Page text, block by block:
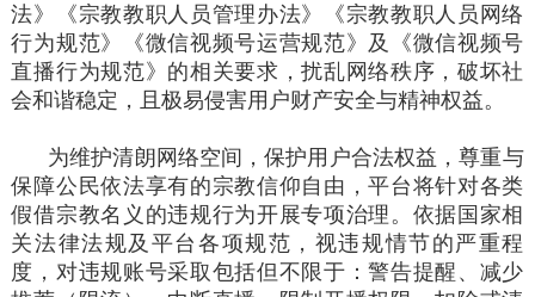
法》《宗教教职人员管理办法》《宗教教职人员网络
行为规范》《微信视频号运营规范》及《微信视频号
直播行为规范》的相关要求，扰乱网络秩序，破坏社
会和谐稳定，且极易侵害用户财产安全与精神权益。
为维护清朗网络空间，保护用户合法权益，尊重与
保障公民依法享有的宗教信仰自由，平台将针对各类
假借宗教名义的违规行为开展专项治理。依据国家相
关法律法规及平台各项规范，视违规情节的严重程
度，对违规账号采取包括但不限于：警告提醒、减少